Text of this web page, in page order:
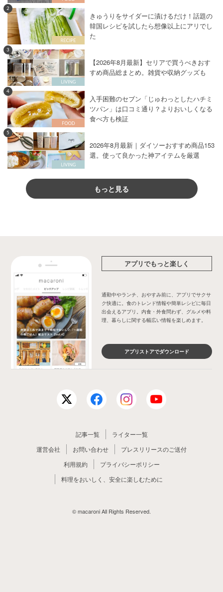
2
きゅうりをサイダーに漬けるだけ！話題の
韓国レシピを試したら想像以上にアリでし
た
3
【2026年8月最新】セリアで買うべきおす
すめ商品総まとめ。雑貨や収納グッズも
4
入手困難のセブン「じゅわっとしたハチミ
ツパン」は口コミ通り？よりおいしくなる
食べ方も検証
5
2026年8月最新｜ダイソーおすすめ商品153
選。使って良かった神アイテムを厳選
もっと見る
アプリでもっと楽しく
通勤中やランチ、おやすみ前に、アプリでサクサ
ク快適に。食のトレンド情報や簡単レシピに毎日
出会えるアプリ。内食・外食問わず、グルメや料
理、暮らしに関する幅広い情報を楽しめます。
アプリストアでダウンロード
記事一覧
ライター一覧
運営会社
お問い合わせ
プレスリリースのご送付
利用規約
プライバシーポリシー
料理をおいしく、安全に楽しむために
© macaroni All Rights Reserved.